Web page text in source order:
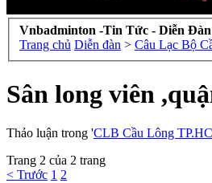
Vnbadminton -Tin Tức - Diễn
Trang chủ Diễn đàn > Câu Lạc Bộ
Sân long viên
Thảo luận trong 'CLB Cầu Lông
Trang 2 của 2 trang
< Trước 1 2